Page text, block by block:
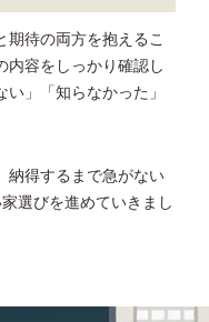
期待の両方を抱えるこ
内容をしっかり確認し
」「知らなかった」
納得するまで急がない
選びを進めていきまし